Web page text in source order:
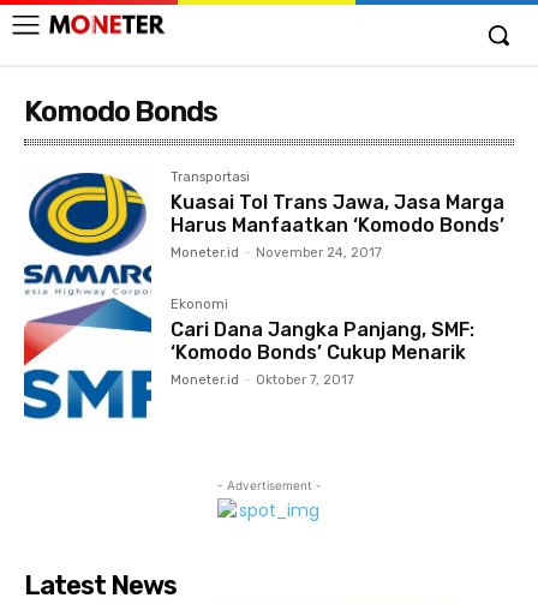
Komodo Bonds
Transportasi
Kuasai Tol Trans Jawa, Jasa Marga
Harus Manfaatkan ‘Komodo Bonds’
Moneter.id - November 24, 2017
Ekonomi
Cari Dana Jangka Panjang, SMF:
‘Komodo Bonds’ Cukup Menarik
Moneter.id - Oktober 7, 2017
- Advertisement -
Latest News